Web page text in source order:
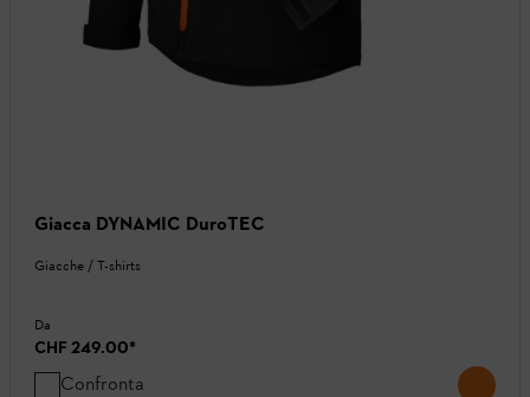
Giacca DYNAMIC DuroTEC
Giacche / T-shirts
Da
CHF 249.00*
Confronta